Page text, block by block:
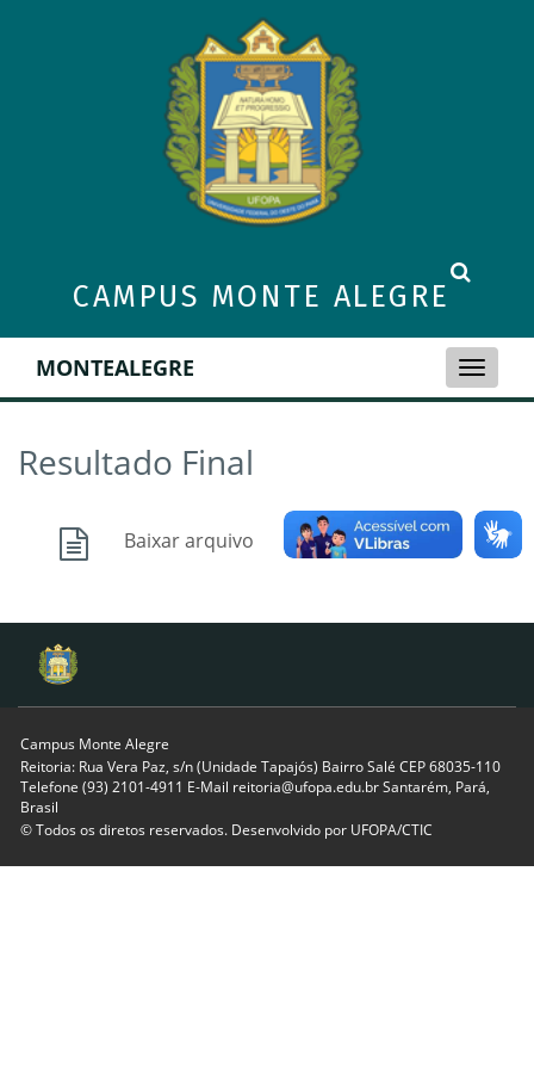
CAMPUS MONTE ALEGRE
Toggle
MONTEALEGRE
Resultado Final
Baixar arquivo
Campus Monte Alegre
Reitoria: Rua Vera Paz, s/n (Unidade Tapajós) Bairro Salé CEP 68035-110
Telefone (93) 2101-4911 E-Mail reitoria@ufopa.edu.br Santarém, Pará,
Brasil
© Todos os diretos reservados. Desenvolvido por UFOPA/CTIC